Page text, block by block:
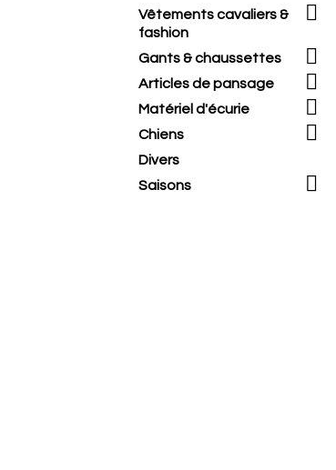
Vêtements cavaliers &
fashion

Gants & chaussettes 
Articles de pansage 
Matériel d'écurie 
Chiens 
Divers
Saisons
